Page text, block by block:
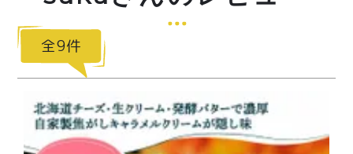
注文履歴 会員登録情報 ポイント
商品一覧
とろ生ガトーショコラ
とろ生チーズケーキ
9